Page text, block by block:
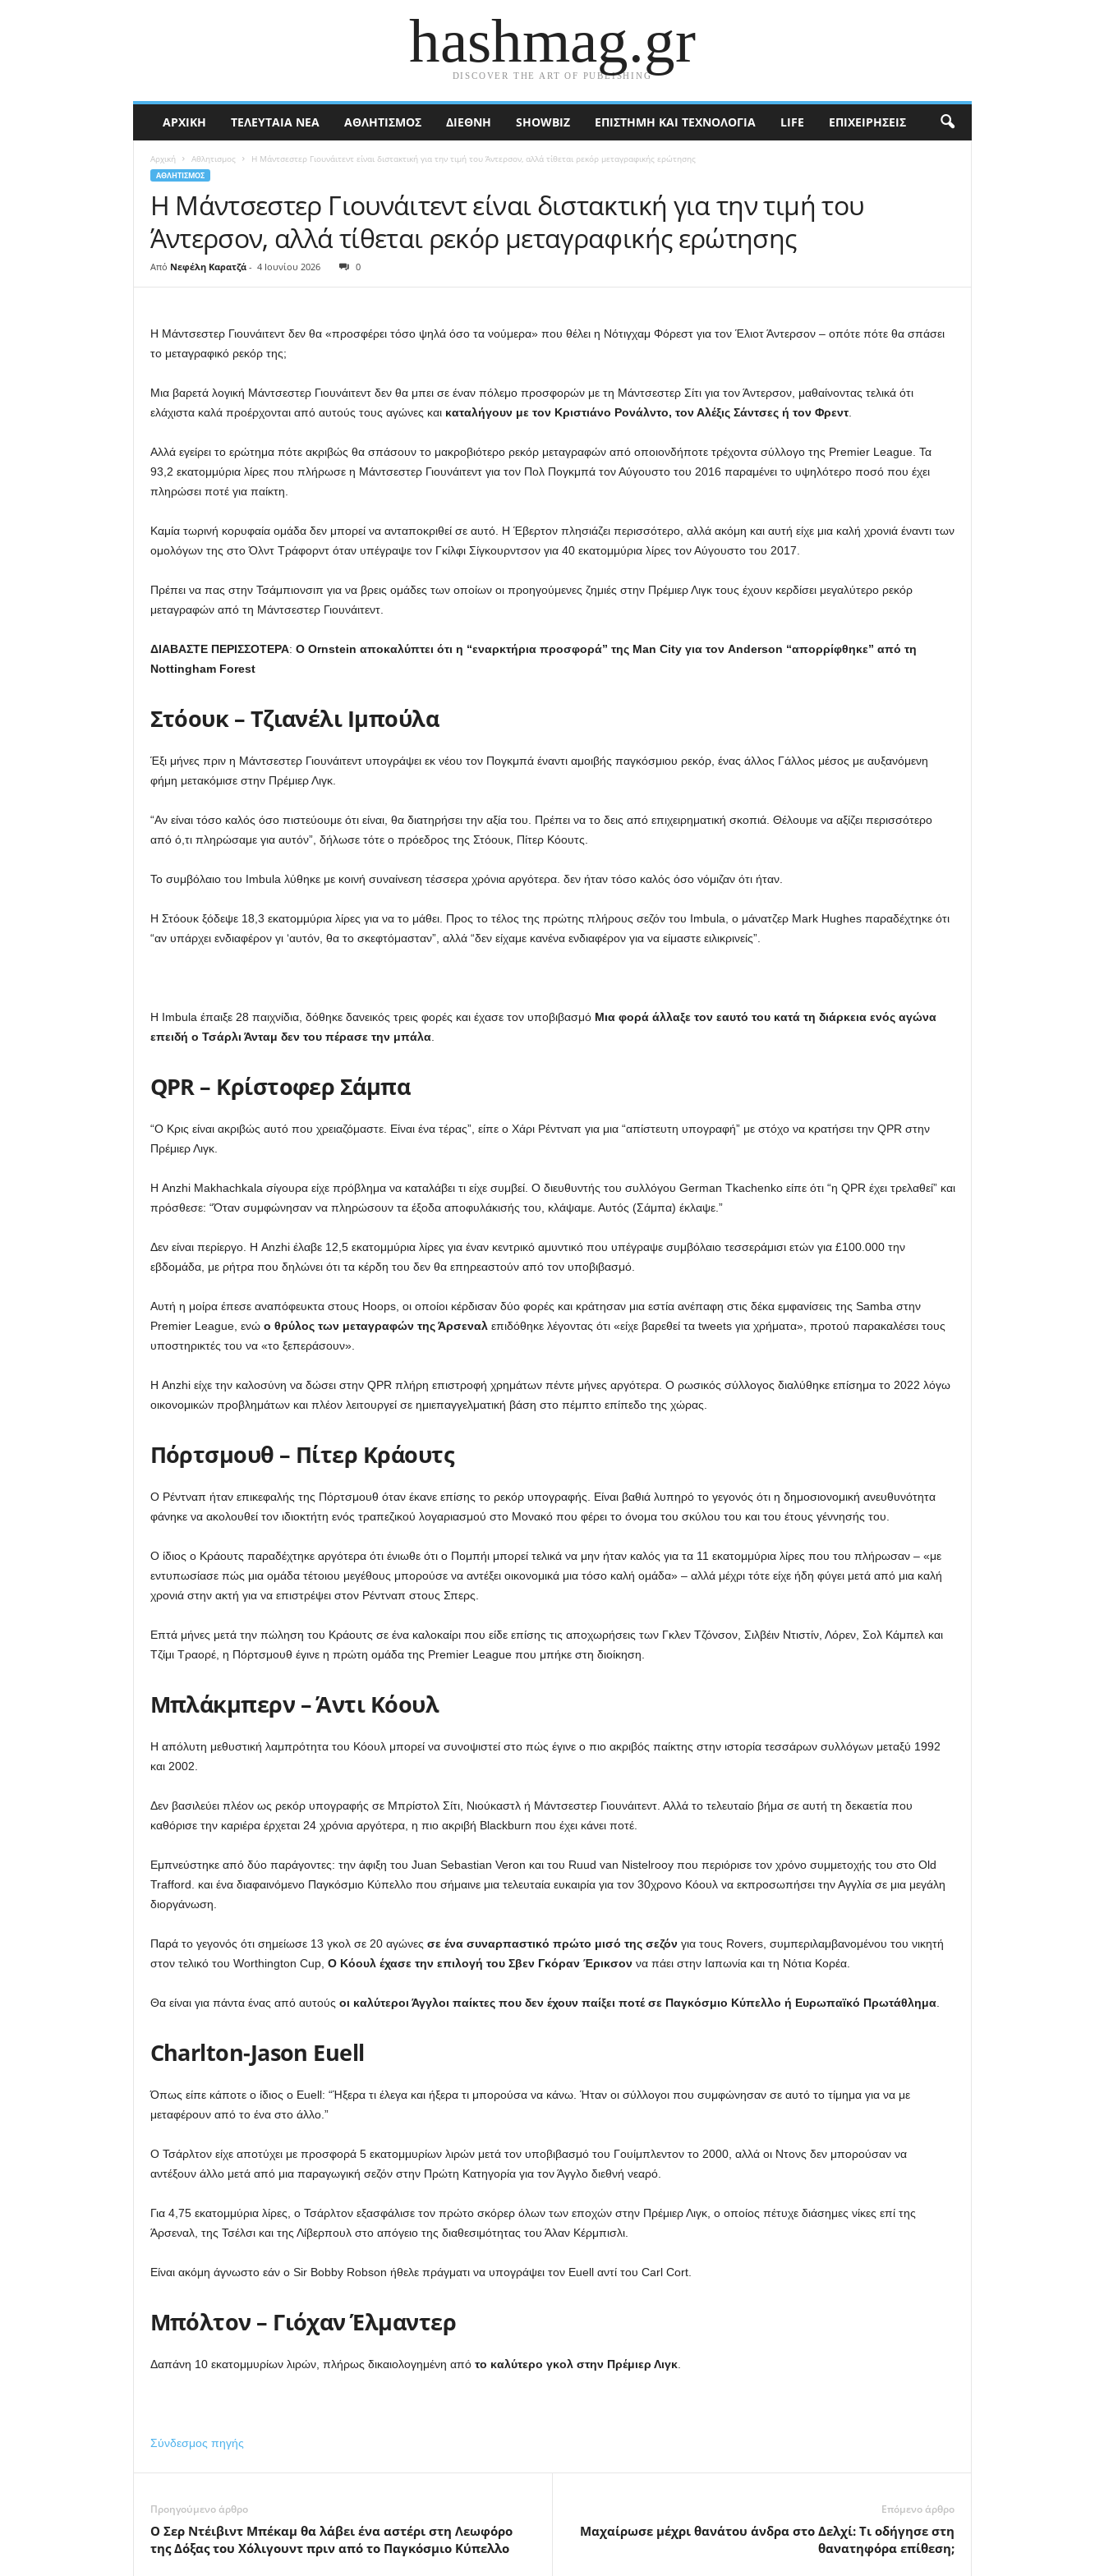
hashmag.gr
DISCOVER THE ART OF PUBLISHING
ΑΡΧΙΚΉ ΤΕΛΕΥΤΑΊΑ ΝΈΑ ΑΘΛΗΤΙΣΜΟΣ ΔΙΕΘΝΉ SHOWBIZ ΕΠΙΣΤΉΜΗ ΚΑΙ ΤΕΧΝΟΛΟΓΊΑ LIFE ΕΠΙΧΕΙΡΉΣΕΙΣ
Αρχική Αθλητισμος Η Μάντσεστερ Γιουνάιτεντ είναι διστακτική για την τιμή του Άντερσον, αλλά τίθεται ρεκόρ μεταγραφικής ερώτησης
ΑΘΛΗΤΙΣΜΟΣ
Η Μάντσεστερ Γιουνάιτεντ είναι διστακτική για την τιμή του
Άντερσον, αλλά τίθεται ρεκόρ μεταγραφικής ερώτησης
Από Νεφέλη Καρατζά - 4 Ιουνίου 2026 0
Η Μάντσεστερ Γιουνάιτεντ δεν θα «προσφέρει τόσο ψηλά όσο τα νούμερα» που θέλει η Νότιγχαμ Φόρεστ για τον Έλιοτ Άντερσον – οπότε πότε θα σπάσει
το μεταγραφικό ρεκόρ της;
Μια βαρετά λογική Μάντσεστερ Γιουνάιτεντ δεν θα μπει σε έναν πόλεμο προσφορών με τη Μάντσεστερ Σίτι για τον Άντερσον, μαθαίνοντας τελικά ότι
ελάχιστα καλά προέρχονται από αυτούς τους αγώνες και καταλήγουν με τον Κριστιάνο Ρονάλντο, τον Αλέξις Σάντσες ή τον Φρεντ.
Αλλά εγείρει το ερώτημα πότε ακριβώς θα σπάσουν το μακροβιότερο ρεκόρ μεταγραφών από οποιονδήποτε τρέχοντα σύλλογο της Premier League. Τα
93,2 εκατομμύρια λίρες που πλήρωσε η Μάντσεστερ Γιουνάιτεντ για τον Πολ Πογκμπά τον Αύγουστο του 2016 παραμένει το υψηλότερο ποσό που έχει
πληρώσει ποτέ για παίκτη.
Καμία τωρινή κορυφαία ομάδα δεν μπορεί να ανταποκριθεί σε αυτό. Η Έβερτον πλησιάζει περισσότερο, αλλά ακόμη και αυτή είχε μια καλή χρονιά έναντι των
ομολόγων της στο Όλντ Τράφορντ όταν υπέγραψε τον Γκίλφι Σίγκουρντσον για 40 εκατομμύρια λίρες τον Αύγουστο του 2017.
Πρέπει να πας στην Τσάμπιονσιπ για να βρεις ομάδες των οποίων οι προηγούμενες ζημιές στην Πρέμιερ Λιγκ τους έχουν κερδίσει μεγαλύτερο ρεκόρ
μεταγραφών από τη Μάντσεστερ Γιουνάιτεντ.
ΔΙΑΒΑΣΤΕ ΠΕΡΙΣΣΟΤΕΡΑ: Ο Ornstein αποκαλύπτει ότι η “εναρκτήρια προσφορά” της Man City για τον Anderson “απορρίφθηκε” από τη
Nottingham Forest
Στόουκ – Τζιανέλι Ιμπούλα
Έξι μήνες πριν η Μάντσεστερ Γιουνάιτεντ υπογράψει εκ νέου τον Πογκμπά έναντι αμοιβής παγκόσμιου ρεκόρ, ένας άλλος Γάλλος μέσος με αυξανόμενη
φήμη μετακόμισε στην Πρέμιερ Λιγκ.
“Αν είναι τόσο καλός όσο πιστεύουμε ότι είναι, θα διατηρήσει την αξία του. Πρέπει να το δεις από επιχειρηματική σκοπιά. Θέλουμε να αξίζει περισσότερο
από ό,τι πληρώσαμε για αυτόν”, δήλωσε τότε ο πρόεδρος της Στόουκ, Πίτερ Κόουτς.
Το συμβόλαιο του Imbula λύθηκε με κοινή συναίνεση τέσσερα χρόνια αργότερα. δεν ήταν τόσο καλός όσο νόμιζαν ότι ήταν.
Η Στόουκ ξόδεψε 18,3 εκατομμύρια λίρες για να το μάθει. Προς το τέλος της πρώτης πλήρους σεζόν του Imbula, ο μάνατζερ Mark Hughes παραδέχτηκε ότι
“αν υπάρχει ενδιαφέρον γι ‘αυτόν, θα το σκεφτόμασταν”, αλλά “δεν είχαμε κανένα ενδιαφέρον για να είμαστε ειλικρινείς”.
Η Imbula έπαιξε 28 παιχνίδια, δόθηκε δανεικός τρεις φορές και έχασε τον υποβιβασμό Μια φορά άλλαξε τον εαυτό του κατά τη διάρκεια ενός αγώνα
επειδή ο Τσάρλι Άνταμ δεν του πέρασε την μπάλα.
QPR – Κρίστοφερ Σάμπα
“Ο Κρις είναι ακριβώς αυτό που χρειαζόμαστε. Είναι ένα τέρας”, είπε ο Χάρι Ρέντναπ για μια “απίστευτη υπογραφή” με στόχο να κρατήσει την QPR στην
Πρέμιερ Λιγκ.
Η Anzhi Makhachkala σίγουρα είχε πρόβλημα να καταλάβει τι είχε συμβεί. Ο διευθυντής του συλλόγου German Tkachenko είπε ότι “η QPR έχει τρελαθεί” και
πρόσθεσε: “Όταν συμφώνησαν να πληρώσουν τα έξοδα αποφυλάκισής του, κλάψαμε. Αυτός (Σάμπα) έκλαψε.”
Δεν είναι περίεργο. Η Anzhi έλαβε 12,5 εκατομμύρια λίρες για έναν κεντρικό αμυντικό που υπέγραψε συμβόλαιο τεσσεράμισι ετών για £100.000 την
εβδομάδα, με ρήτρα που δηλώνει ότι τα κέρδη του δεν θα επηρεαστούν από τον υποβιβασμό.
Αυτή η μοίρα έπεσε αναπόφευκτα στους Hoops, οι οποίοι κέρδισαν δύο φορές και κράτησαν μια εστία ανέπαφη στις δέκα εμφανίσεις της Samba στην
Premier League, ενώ ο θρύλος των μεταγραφών της Άρσεναλ επιδόθηκε λέγοντας ότι «είχε βαρεθεί τα tweets για χρήματα», προτού παρακαλέσει τους
υποστηρικτές του να «το ξεπεράσουν».
Η Anzhi είχε την καλοσύνη να δώσει στην QPR πλήρη επιστροφή χρημάτων πέντε μήνες αργότερα. Ο ρωσικός σύλλογος διαλύθηκε επίσημα το 2022 λόγω
οικονομικών προβλημάτων και πλέον λειτουργεί σε ημιεπαγγελματική βάση στο πέμπτο επίπεδο της χώρας.
Πόρτσμουθ – Πίτερ Κράουτς
Ο Ρέντναπ ήταν επικεφαλής της Πόρτσμουθ όταν έκανε επίσης το ρεκόρ υπογραφής. Είναι βαθιά λυπηρό το γεγονός ότι η δημοσιονομική ανευθυνότητα
φάνηκε να ακολουθεί τον ιδιοκτήτη ενός τραπεζικού λογαριασμού στο Μονακό που φέρει το όνομα του σκύλου του και του έτους γέννησής του.
Ο ίδιος ο Κράουτς παραδέχτηκε αργότερα ότι ένιωθε ότι ο Πομπήι μπορεί τελικά να μην ήταν καλός για τα 11 εκατομμύρια λίρες που του πλήρωσαν – «με
εντυπωσίασε πώς μια ομάδα τέτοιου μεγέθους μπορούσε να αντέξει οικονομικά μια τόσο καλή ομάδα» – αλλά μέχρι τότε είχε ήδη φύγει μετά από μια καλή
χρονιά στην ακτή για να επιστρέψει στον Ρέντναπ στους Σπερς.
Επτά μήνες μετά την πώληση του Κράουτς σε ένα καλοκαίρι που είδε επίσης τις αποχωρήσεις των Γκλεν Τζόνσον, Σιλβέιν Ντιστίν, Λόρεν, Σολ Κάμπελ και
Τζίμι Τραορέ, η Πόρτσμουθ έγινε η πρώτη ομάδα της Premier League που μπήκε στη διοίκηση.
Μπλάκμπερν – Άντι Κόουλ
Η απόλυτη μεθυστική λαμπρότητα του Κόουλ μπορεί να συνοψιστεί στο πώς έγινε ο πιο ακριβός παίκτης στην ιστορία τεσσάρων συλλόγων μεταξύ 1992
και 2002.
Δεν βασιλεύει πλέον ως ρεκόρ υπογραφής σε Μπρίστολ Σίτι, Νιούκαστλ ή Μάντσεστερ Γιουνάιτεντ. Αλλά το τελευταίο βήμα σε αυτή τη δεκαετία που
καθόρισε την καριέρα έρχεται 24 χρόνια αργότερα, η πιο ακριβή Blackburn που έχει κάνει ποτέ.
Εμπνεύστηκε από δύο παράγοντες: την άφιξη του Juan Sebastian Veron και του Ruud van Nistelrooy που περιόρισε τον χρόνο συμμετοχής του στο Old
Trafford. και ένα διαφαινόμενο Παγκόσμιο Κύπελλο που σήμαινε μια τελευταία ευκαιρία για τον 30χρονο Κόουλ να εκπροσωπήσει την Αγγλία σε μια μεγάλη
διοργάνωση.
Παρά το γεγονός ότι σημείωσε 13 γκολ σε 20 αγώνες σε ένα συναρπαστικό πρώτο μισό της σεζόνγια τους Rovers, συμπεριλαμβανομένου του νικητή
στον τελικό του Worthington Cup, Ο Κόουλ έχασε την επιλογή του Σβεν Γκόραν Έρικσοννα πάει στην Ιαπωνία και τη Νότια Κορέα.
Θα είναι για πάντα ένας από αυτούς οι καλύτεροι Άγγλοι παίκτες που δεν έχουν παίξει ποτέ σε Παγκόσμιο Κύπελλο ή Ευρωπαϊκό Πρωτάθλημα.
Charlton-Jason Euell
Όπως είπε κάποτε ο ίδιος ο Euell: “Ήξερα τι έλεγα και ήξερα τι μπορούσα να κάνω. Ήταν οι σύλλογοι που συμφώνησαν σε αυτό το τίμημα για να με
μεταφέρουν από το ένα στο άλλο.”
Ο Τσάρλτον είχε αποτύχει με προσφορά 5 εκατομμυρίων λιρών μετά τον υποβιβασμό του Γουίμπλεντον το 2000, αλλά οι Ντονς δεν μπορούσαν να
αντέξουν άλλο μετά από μια παραγωγική σεζόν στην Πρώτη Κατηγορία για τον Άγγλο διεθνή νεαρό.
Για 4,75 εκατομμύρια λίρες, ο Τσάρλτον εξασφάλισε τον πρώτο σκόρερ όλων των εποχών στην Πρέμιερ Λιγκ, ο οποίος πέτυχε διάσημες νίκες επί της
Άρσεναλ, της Τσέλσι και της Λίβερπουλ στο απόγειο της διαθεσιμότητας του Άλαν Κέρμπισλι.
Είναι ακόμη άγνωστο εάν ο Sir Bobby Robson ήθελε πράγματι να υπογράψει τον Euell αντί του Carl Cort.
Μπόλτον – Γιόχαν Έλμαντερ
Δαπάνη 10 εκατομμυρίων λιρών, πλήρως δικαιολογημένη από το καλύτερο γκολ στην Πρέμιερ Λιγκ.
Σύνδεσμος πηγής
Προηγούμενο άρθρο
Ο Σερ Ντέιβιντ Μπέκαμ θα λάβει ένα αστέρι στη Λεωφόρο
της Δόξας του Χόλιγουντ πριν από το Παγκόσμιο Κύπελλο
Επόμενο άρθρο
Μαχαίρωσε μέχρι θανάτου άνδρα στο Δελχί: Τι οδήγησε στη
θανατηφόρα επίθεση;